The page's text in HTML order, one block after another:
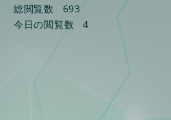
総閲覧数
693
今日の閲覧数
4